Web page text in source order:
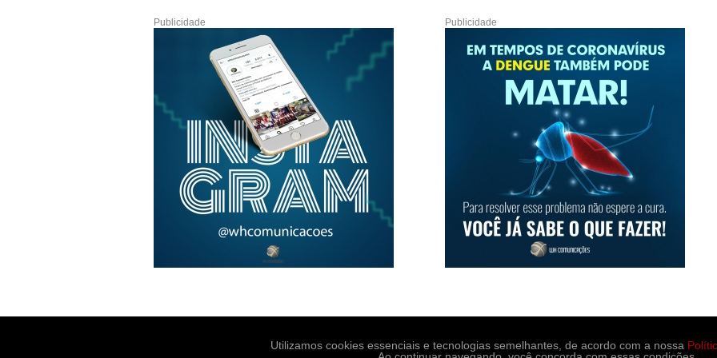
Publicidade Publicidade
Utilizamos cookies essenciais e tecnologias semelhantes, de acordo com a nossa